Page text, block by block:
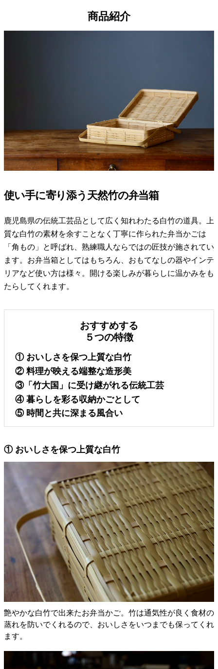
商品紹介
使い手に寄り添う天然竹の弁当箱
鹿児島県の伝統工芸品として広く知れわたる白竹の道具。上
質な白竹の素材を余すことなく丁寧に作られた弁当かごは
「角もの」と呼ばれ、熟練職人ならではの匠技が施されてい
ます。お弁当箱としてはもちろん、おもてなしの器やインテ
リアなど使い方は様々。開ける楽しみが暮らしに温かみをも
たらしてくれます。
おすすめする
５つの特徴
① おいしさを保つ上質な白竹
② 料理が映える端整な造形美
③「竹大国」に受け継がれる伝統工芸
④ 暮らしを彩る収納かごとして
⑤ 時間と共に深まる風合い
① おいしさを保つ上質な白竹
艶やかな白竹で出来たお弁当かご。竹は通気性が良く食材の
蒸れを防いでくれるので、おいしさをいつまでも保ってくれ
ます。